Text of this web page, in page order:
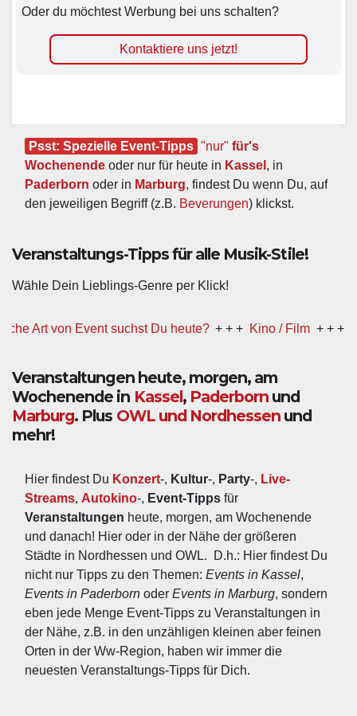
Oder du möchtest Werbung bei uns schalten?
Kontaktiere uns jetzt!
Psst: Spezielle Event-Tipps "nur" für's
Wochenende oder nur für heute in Kassel
Paderborn oder in Marburg, findest Du wenn Du, auf
den jeweiligen Begriff (z.B. Beverungen) klickst.
Veranstaltungs-Tipps für alle Musik-Stile!
Wähle Dein Lieblings-Genre per Klick!
Event suchst Du heute? + + + Kino / Film + + + Ww
Veranstaltungen heute, morgen, am
Wochenende in Kassel, Paderborn und
Marburg. Plus OWL und Nordhessen und
mehr!
Hier findest Du Konzert-, Kultur-, Party-, Live-
Streams, Autokino-, Event-Tipps
Veranstaltungen heute, morgen, am Wochenende
und danach! Hier oder in der Nähe der größeren
Städte in Nordhessen und OWL.  D.h.: Hier findest Du
nicht nur Tipps zu den Themen: Events in Kassel
Events in Paderborn oder Events in Marburg, sondern
eben jede Menge Event-Tipps zu Veranstaltungen in
der Nähe, z.B. in den unzähligen kleinen aber feinen
Orten in der Ww-Region, haben wir immer die
neuesten Veranstaltungs-Tipps für Dich.